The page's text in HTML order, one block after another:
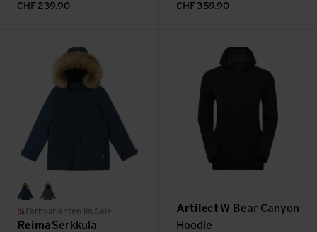
CHF 239.90 CHF 359.90
navythyme green
Farbvarianten im Sale
ReimaSerkkula
Artilect W Bear Canyon
Hoodie